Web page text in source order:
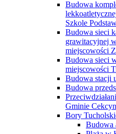
Budowa
Szkole
Budowa sieci
grawitacyjnej
miejscowości
Budowa sieci
miejscowości
Budowa stacji
Budowa
Gminie Cekcyn
Bory
Budowa